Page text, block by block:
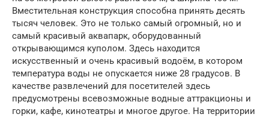
Вместительная конструкция способна принять десять
тысяч человек. Это не только самый огромный, но и
самый красивый аквапарк, оборудованный
открывающимся куполом. Здесь находится
искусственный и очень красивый водоём, в котором
температура воды не опускается ниже 28 градусов. В
качестве развлечений для посетителей здесь
предусмотрены всевозможные водные аттракционы и
горки, кафе, кинотеатры и многое другое. На территории